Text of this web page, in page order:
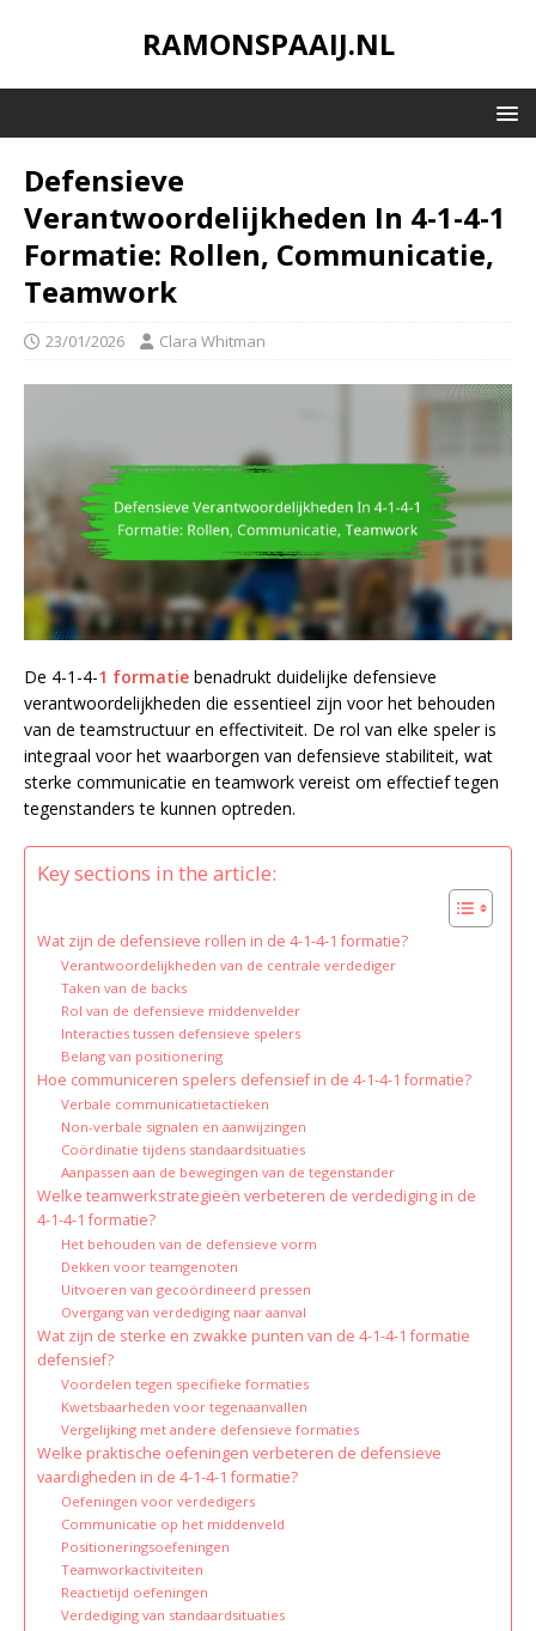
RAMONSPAAIJ.NL
Defensieve
Verantwoordelijkheden In 4-1-4-1
Formatie: Rollen, Communicatie,
Teamwork
23/01/2026 Clara Whitman
De 4-1-4-1 formatie benadrukt duidelijke defensieve
verantwoordelijkheden die essentieel zijn voor het behouden
van de teamstructuur en effectiviteit. De rol van elke speler is
integraal voor het waarborgen van defensieve stabiliteit, wat
sterke communicatie en teamwork vereist om effectief tegen
tegenstanders te kunnen optreden.
Key sections in the article:
Wat zijn de defensieve rollen in de 4-1-4-1 formatie?
Verantwoordelijkheden van de centrale verdediger
Taken van de backs
Rol van de defensieve middenvelder
Interacties tussen defensieve spelers
Belang van positionering
Hoe communiceren spelers defensief in de 4-1-4-1 formatie?
Verbale communicatietactieken
Non-verbale signalen en aanwijzingen
Coördinatie tijdens standaardsituaties
Aanpassen aan de bewegingen van de tegenstander
Welke teamwerkstrategieën verbeteren de verdediging in de
4-1-4-1 formatie?
Het behouden van de defensieve vorm
Dekken voor teamgenoten
Uitvoeren van gecoördineerd pressen
Overgang van verdediging naar aanval
Wat zijn de sterke en zwakke punten van de 4-1-4-1 formatie
defensief?
Voordelen tegen specifieke formaties
Kwetsbaarheden voor tegenaanvallen
Vergelijking met andere defensieve formaties
Welke praktische oefeningen verbeteren de defensieve
vaardigheden in de 4-1-4-1 formatie?
Oefeningen voor verdedigers
Communicatie op het middenveld
Positioneringsoefeningen
Teamworkactiviteiten
Reactietijd oefeningen
Verdediging van standaardsituaties